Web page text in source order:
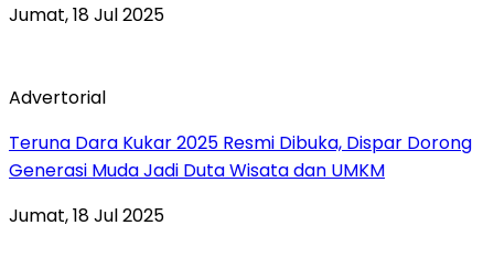
Jumat, 18 Jul 2025
Advertorial
Teruna Dara Kukar 2025 Resmi Dibuka, Dispar Dorong
Generasi Muda Jadi Duta Wisata dan UMKM
Jumat, 18 Jul 2025